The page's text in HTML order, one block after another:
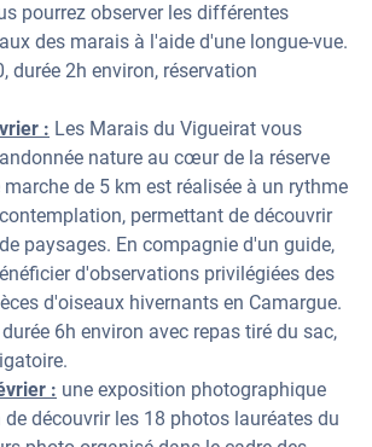
pourrez observer les différentes
des marais à l'aide d'une longue-vue.
durée 2h environ, réservation
: Les Marais du Vigueirat vous
nature au cœur de la réserve
marche de 5 km est réalisée à un rythme
permettant de découvrir
paysages. En compagnie d'un guide,
d'observations privilégiées des
d'oiseaux hivernants en Camargue.
6h environ avec repas tiré du sac,
: une exposition photographique
découvrir les 18 photos lauréates du